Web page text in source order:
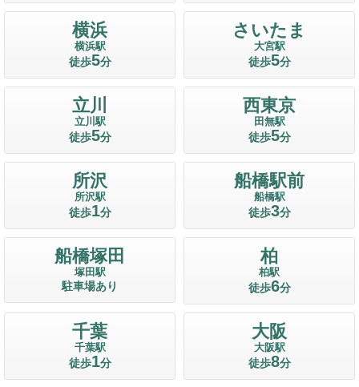
横浜
横浜駅
徒歩5分
さいたま
大宮駅
徒歩5分
立川
立川駅
徒歩5分
西東京
田無駅
徒歩5分
所沢
所沢駅
徒歩1分
船橋駅前
船橋駅
徒歩3分
船橋塚田
塚田駅
駐車場あり
柏
柏駅
徒歩6分
千葉
千葉駅
徒歩1分
大阪
大阪駅
徒歩8分